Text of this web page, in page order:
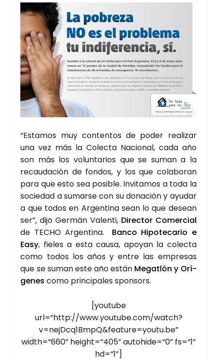
“Esta­mos muy con­ten­tos de poder rea­li­zar
una vez más la Colec­ta Nacio­nal, cada año
son más los volun­ta­rios que se suman a la
recau­da­ción de fon­dos, y los que cola­bo­ran
para que esto sea posi­ble. Invi­ta­mos a toda la
socie­dad a sumar­se con su dona­ción y ayu­dar
a que todos en Argen­ti­na sean lo que desean
ser”, dijo Ger­mán Valen­ti, Direc­tor Comer­cial
de TECHO Argen­ti­na. Ban­co Hipo­te­ca­rio e
Easy, fie­les a esta cau­sa, apo­yan la colec­ta
como todos los años y entre las empre­sas
que se suman este año están Megatlón y Orí­
ge­nescomo prin­ci­pa­les spon­sors.
[you­tu­be
url=“http://www.youtube.com/watch?
v=nejDcq1BmpQ&feature=youtu.be”
width=“660” height=“405” autohide=“0” fs=“1”
hd=“1”]